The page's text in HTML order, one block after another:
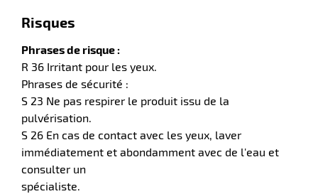
Risques
Phrases de risque :
R 36 Irritant pour les yeux.
Phrases de sécurité :
S 23 Ne pas respirer le produit issu de la
pulvérisation.
S 26 En cas de contact avec les yeux, laver
immédiatement et abondamment avec de l'eau et
consulter un
spécialiste.